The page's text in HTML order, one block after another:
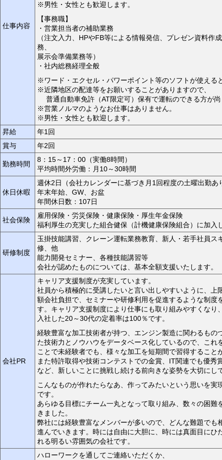
仕事内容
※男性・女性とも歓迎します。
【事務職】
・営業担当者の補助業務
（注文入力、HPやFB等による情報発信、プレゼン資料作
務、
展示会準備業務等）
・社内総務経理全般
※ワード・エクセル・パワーポイント等のソフトが使える
※近隣地区の配達等をお願いすることがありますので、
普通自動車免許（AT限定可）保有で運転のできる方が
※営業ノルマのようなお仕事はありません。
※男性・女性とも歓迎します。
昇給
年1回
賞与
年2回
勤務時間
8：15～17：00（実働8時間）
平均時間外労働：月10～30時間
休日休暇
週休2日（会社カレンダーに基づき月1回程度の土曜出勤あ
年末年始、GW、お盆
年間休日数：107日
社会保険
雇用保険・労災保険・健康保険・厚生年金保険
福利厚生の充実した組合健保（計機健康保険組合）に加入
研修制度
玉掛技能講習、クレーン運転業務教育、新人・若手社員ス
修、他
能力開発セミナー、各種技能講習等
会社が認めたものについては、基本全額支援いたします。
会社PR
キャリア支援制度が充実しています。
社員から積極的に受講したいと言い出しやすいように、上
額会社負担で、セミナーや研修利用を促進するような制度
す。キャリア支援制度により仕事にも取り組みやすくなり
入社した20～30代の定着率は100％です。
経験豊富な加工技術者が持つ、エンジン製造に関わるもの
た技術力とノウハウをデータベース化しているので、これ
ことで未経験者でも、様々な加工を短期間で習得すること
また特許取得や技術コンテストでの金賞、IT関連でも優秀
など、新しいことに挑戦し続ける前向きな姿勢を大切にし
こんなものが作れたらなあ、作ってみたいという思いを実
です。
あらゆる目標にチーム一丸となって取り組み、数々の困難
きました。
弊社には経験豊富なメンバーが多いので、どんな難題でも
進んでいきます。時には自由に大胆に、時には真面目にひ
れる明るい雰囲気の会社です。
ハローワークを通してご連絡いただくか、